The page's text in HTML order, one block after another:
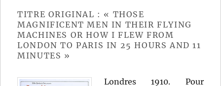
TITRE ORIGINAL : « THOSE
MAGNIFICENT MEN IN THEIR FLYING
MACHINES OR HOW I FLEW FROM
LONDON TO PARIS IN 25 HOURS AND 11
MINUTES »
Londres 1910. Pour